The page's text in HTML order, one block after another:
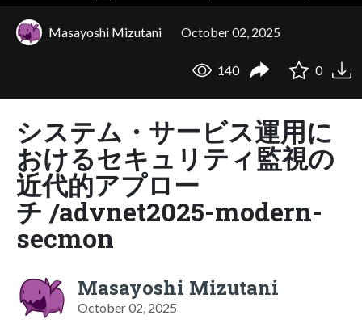
Masayoshi Mizutani October 02, 2025
140 0
システム・サービス運用に
おけるセキュリティ監視の
近代的アプロー
チ /advnet2025-modern-
secmon
Masayoshi Mizutani
October 02, 2025